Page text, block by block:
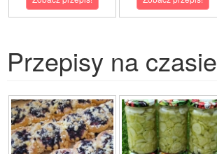
Przepisy na czasie